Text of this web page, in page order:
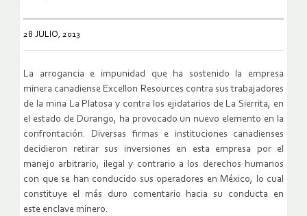
28 JULIO, 2013
La arrogancia e impunidad que ha sostenido la empresa
minera canadiense Excellon Resources contra sus trabajadores
de la mina La Platosa y contra los ejidatarios de La Sierrita, en
el estado de Durango, ha provocado un nuevo elemento en la
confrontación. Diversasfirmas e instituciones canadienses
decidieron retirar sus inversiones en esta empresa por el
manejo arbitrario, ilegal y contrario a los derechos humanos
con que se han conducido sus operadores en México, lo cual
constituye el más duro comentario hacia su conducta en
este enclave minero.